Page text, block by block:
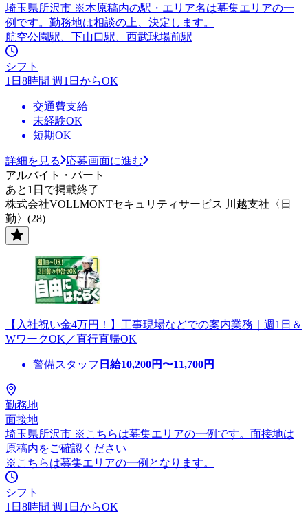
埼玉県所沢市 ※本原稿内の駅・エリア名は募集エリアの一
例です。勤務地は相談の上、決定します。
航空公園駅、下山口駅、西武球場前駅
シフト
1日8時間 週1日からOK
交通費支給
未経験OK
短期OK
詳細を見る
応募画面に進む
アルバイト・パート
あと1日で掲載終了
株式会社VOLLMONTセキュリティサービス 川越支社〈日
勤〉(28)
【入社祝い金4万円！】工事現場などでの案内業務｜週1日＆
WワークOK／直行直帰OK
警備スタッフ 日給10,200円〜11,700円
勤務地
面接地
埼玉県所沢市 ※こちらは募集エリアの一例です。面接地は
原稿内をご確認ください
※こちらは募集エリアの一例となります。
シフト
1日8時間 週1日からOK